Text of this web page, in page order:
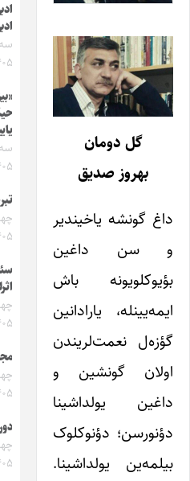
گل دومان
بهروز صدیق
داغ گونشه یاخیندیر
و سن داغین
بؤیوکلویونه باش
ایمه‌یینله، یارادانین
گؤز‌ه‌ل نعمت‌لریندن‌
اولان گونشین و
داغین یولداشینا
دؤنورسن؛ دؤنوکلوک
بیلمه‌ین یولداشینا.